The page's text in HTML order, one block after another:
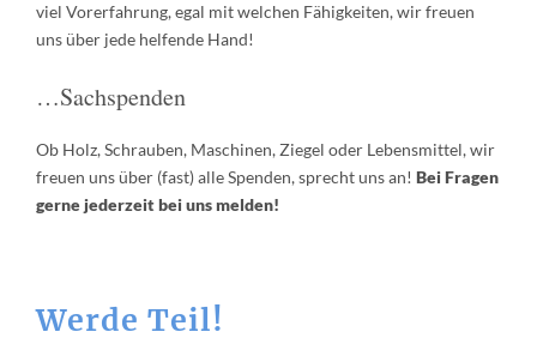
viel Vorerfahrung, egal mit welchen Fähigkeiten, wir freuen
uns über jede helfende Hand!
…Sachspenden
Ob Holz, Schrauben, Maschinen, Ziegel oder Lebensmittel, wir
freuen uns über (fast) alle Spenden, sprecht uns an! Bei Fragen
gernejederzeit bei uns melden!
Werde Teil!